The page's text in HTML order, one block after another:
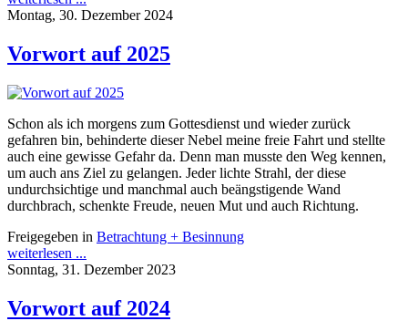
Montag, 30. Dezember 2024
Vorwort auf 2025
Schon als ich morgens zum Gottesdienst und wieder zurück
gefahren bin, behinderte dieser Nebel meine freie Fahrt und stellte
auch eine gewisse Gefahr da. Denn man musste den Weg kennen,
um auch ans Ziel zu gelangen. Jeder lichte Strahl, der diese
undurchsichtige und manchmal auch beängstigende Wand
durchbrach, schenkte Freude, neuen Mut und auch Richtung.
Freigegeben in Betrachtung + Besinnung
weiterlesen ...
Sonntag, 31. Dezember 2023
Vorwort auf 2024